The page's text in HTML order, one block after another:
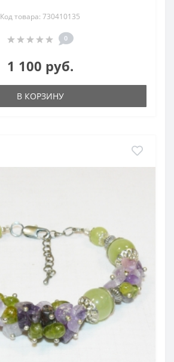
Код товара: 730410135
0
1 100 руб.
В КОРЗИНУ